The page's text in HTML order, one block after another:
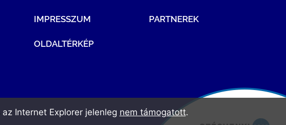
IMPRESSZUM
OLDALTÉRKÉP
PARTNEREK
Internet Explorer jelenleg nem támogatott.